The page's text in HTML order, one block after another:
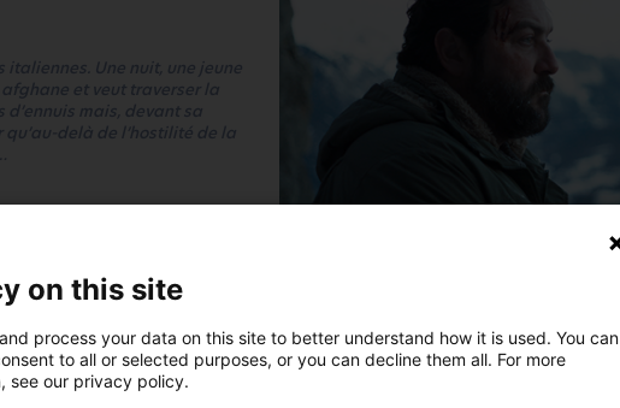
Une nuit, une jeune
et veut traverser la
mais, devant sa
delà de l’hostilité de la
des administrateurs.
on this site
process your data on this site to better understand how it is used. You can
to all or selected purposes, or you can decline them all. For more
see our privacy policy.